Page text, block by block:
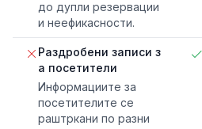
до дупли резервации
и неефикасности.
Раздробени записи з
а посетители
Информациите за
посетителите се
раштркани по разни